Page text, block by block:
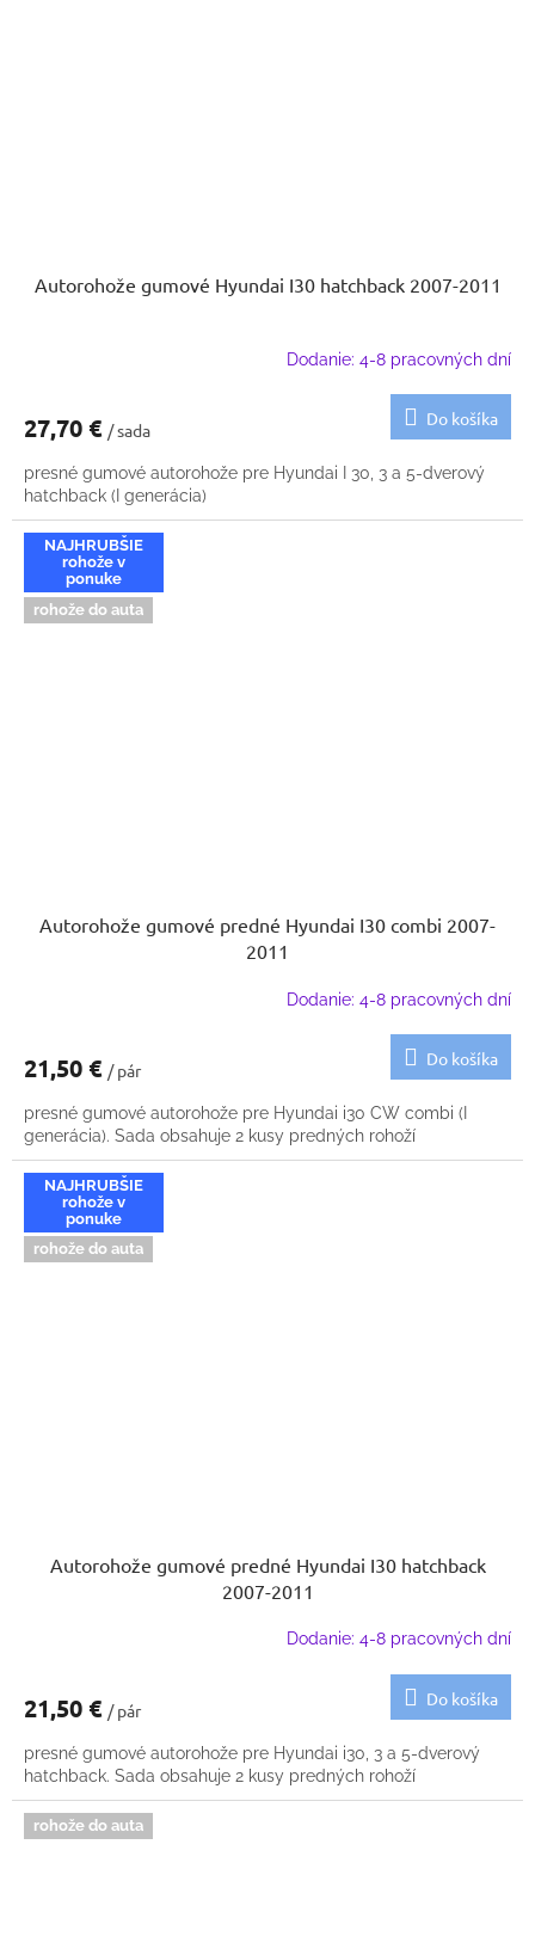
Autorohože gumové Hyundai I30 hatchback 2007-2011
Dodanie: 4-8 pracovných dní
27,70 € / sada
Do košíka
presné gumové autorohože pre Hyundai I 30, 3 a 5-dverový
hatchback (I generácia)
NAJHRUBŠIE
rohože v
ponuke
rohože do auta
Autorohože gumové predné Hyundai I30 combi 2007-
2011
Dodanie: 4-8 pracovných dní
21,50 € / pár
Do košíka
presné gumové autorohože pre Hyundai i30 CW combi (I
generácia). Sada obsahuje 2 kusy predných rohoží
NAJHRUBŠIE
rohože v
ponuke
rohože do auta
Autorohože gumové predné Hyundai I30 hatchback
2007-2011
Dodanie: 4-8 pracovných dní
21,50 € / pár
Do košíka
presné gumové autorohože pre Hyundai i30, 3 a 5-dverový
hatchback. Sada obsahuje 2 kusy predných rohoží
rohože do auta